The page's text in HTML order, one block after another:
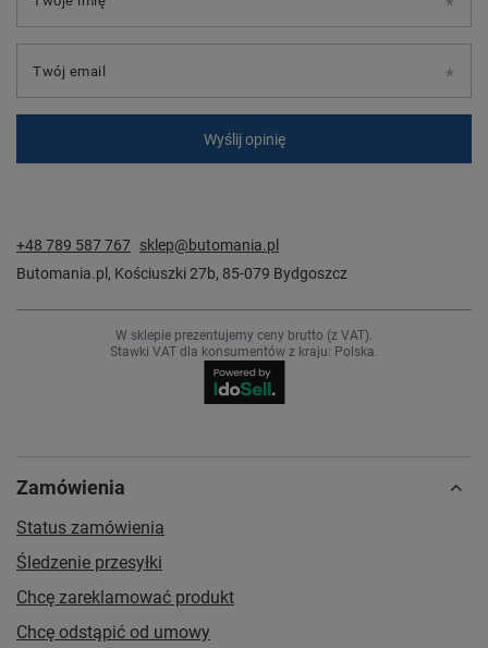
Twój email
Wyślij opinię
+48 789 587 767 sklep@butomania.pl
Butomania.pl , Kościuszki 27b, 85-079 Bydgoszcz
W sklepie prezentujemy ceny brutto (z VAT).
Stawki VAT dla konsumentów z kraju: Polska.
Zamówienia
Status zamówienia
Śledzenie przesyłki
Chcę zareklamować produkt
Chcę odstąpić od umowy